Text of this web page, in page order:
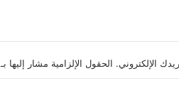
الإلكتروني. الحقول الإلزامية مشار إليها بـ